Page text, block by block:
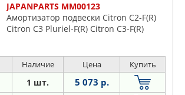
JAPANPARTS MM00123
Амортизатор подвески Citron C2-F(R)
Citron C3 Pluriel-F(R) Citron C3-F(R)
Наличие Цена Купить
1 шт. 5 073 р.